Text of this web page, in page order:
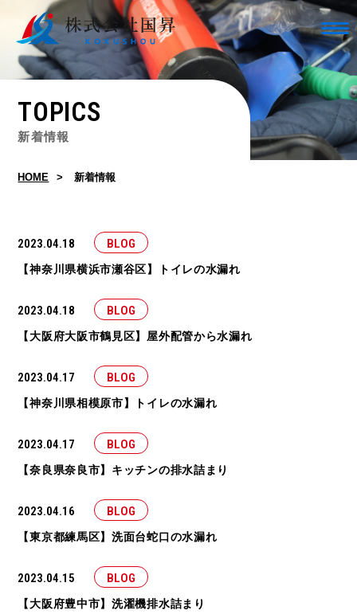
TOPICS
新着情報
HOME 新着情報
2023.04.18 BLOG
【神奈川県横浜市瀬谷区】トイレの水漏れ
2023.04.18 BLOG
【大阪府大阪市鶴見区】屋外配管から水漏れ
2023.04.17 BLOG
【神奈川県相模原市】トイレの水漏れ
2023.04.17 BLOG
【奈良県奈良市】キッチンの排水詰まり
2023.04.16 BLOG
【東京都練馬区】洗面台蛇口の水漏れ
2023.04.15 BLOG
【大阪府豊中市】洗濯機排水詰まり